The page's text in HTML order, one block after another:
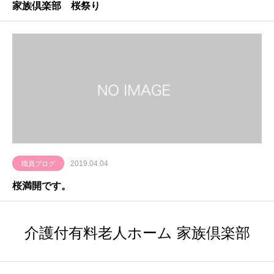
家族倶楽部 桜祭り
職員ブログ 2019.04.04
桜満開です。
介護付有料老人ホーム 家族倶楽部